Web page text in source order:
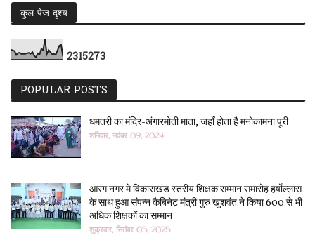
कुल पेज दृश्य
2315273
POPULAR POSTS
धमतरी का मंदिर-अंगारमोती माता, जहाँ होता है मनोकामना पूरी
शनिवार, नवंबर 09, 2024
आरंग नगर मे विकासखंड स्तरीय शिक्षक सम्मान समारोह हर्षोल्लास
के साथ हुआ संपन्न कैबिनेट मंत्री गुरु खुशवंत ने किया 600 से भी
अधिक शिक्षकों का सम्मान
शुक्रवार, सितंबर 05, 2025